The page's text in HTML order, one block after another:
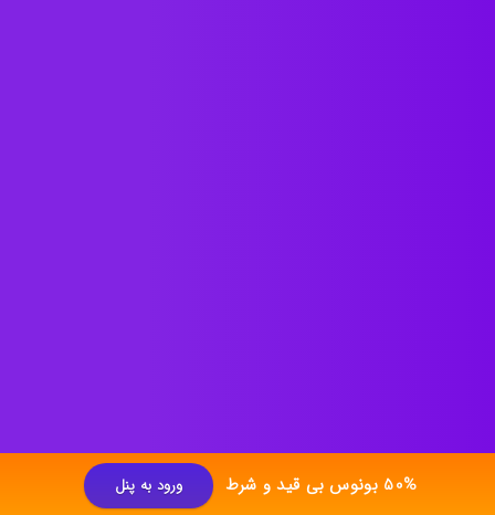
50% بونوس بی قید و شرط ورود به پنل